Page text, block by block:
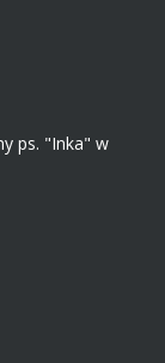
ps. "Inka" w